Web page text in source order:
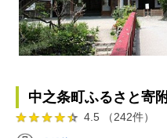
中之条町ふるさと寄
4.5 （242件）